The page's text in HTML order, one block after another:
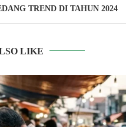
TREND DI TAHUN 2024
LIKE